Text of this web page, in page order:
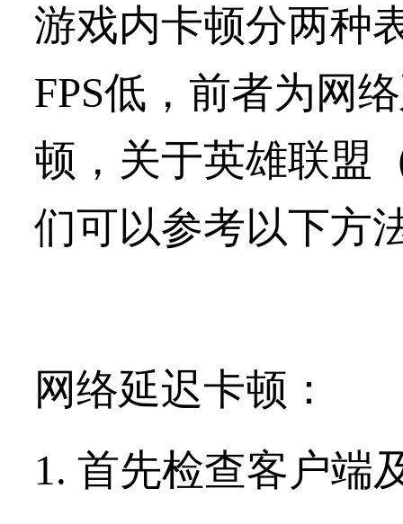
游戏内卡顿分两种
FPS低，前者为网
顿，关于英雄联盟
们可以参考以下方
网络延迟卡顿：
1. 首先检查客户端